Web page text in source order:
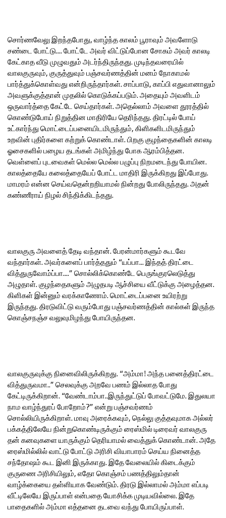
சொர்ணவேலு இறந்தபோது, வாழ்ந்த காலம் பூராவும் அவளோடு
சண்டை போட்டு.... போட்டே அவர் விட்டுப்போன சோகம் அவர் காலடி
கேட்காத வீடு முழுவதும் அடர்ந்திருந்தது. முடிந்தவரையில்
வாலகுருவும், குருத்துவும் பஞ்சவர்ணத்தின் மனம் நோகாமல்
பார்த்துக்கொள்வது என்றிருந்தார்கள். சாப்பாடு, காப்பி எதுவானாலும்
அவளுக்குத்தான் முதலில் கொடுக்கப்படும். அதையும் அவளிடம்
ஒருவார்த்தை கேட்டே செய்தார்கள். அதெல்லாம் அவளை தூரத்தில்
கொண்டுபோய் நிறுத்தின மாதிரியே தெரிந்தது. திரட்டில் போய்
உட்கார்ந்து மொட்டைப்பனையிடமிருந்தும், கிளிகளிடமிருந்தும்
உறவின் புதிர்களை கற்றுக் கொண்டாள். பிறகு குழந்தைகளின் காலடி
ஓசைகளில் பழைய தடங்கள் அமிழ்ந்து போக ஆரம்பித்தன.
வெள்ளைப் புடவைகள் மெல்ல மெல்ல பழுப்பு நிறமடைந்து போயின.
காலத்தையே கலைத்தையேப் போட்ட மாதிரி இருக்கிறது இப்போது.
மாமரம் என்ன செய்வதென்றறியாமல் நின்றது போலிருந்தது. அதன்
கண்ணீராய் நிழல் சிந்திக்கிடந்தது.
வாலகுரு அவளைத் தேடி வந்தான். பேரன்மார்களும் கூடவே
வந்தார்கள். அவர்களைப் பார்த்ததும் “யப்பா... இந்தத் திரட்டை
வித்துருவோம்ப்பா....” சொல்லிக்கொண்டே பெருங்குரலெடுத்து
அழுதாள். குழந்தைகளும் அழுதபடி ஆச்சியை வீட்டுக்கு அழைத்தன.
கிளிகள் இன்னும் வரக்காணோம். மொட்டைப்பனை உயிரற்று
இருந்தது. திரடுவிட்டு வரும்போது பஞ்சவர்ணத்தின் கால்கள் இருந்த
கொஞ்சநஞ்ச வலுவுமிழந்து போயிருந்தன.
வாலகுருவுக்கு நினைவிலிருக்கிறது. “அம்மா! அந்த பனைத்திரட்டை
வித்துருவமா..” செலவுக்கு அறவே பணம் இல்லாத போது
கேட்டிருக்கிறான். “வேண்டாம்பா..இருந்துட்டுப் போவட்டுமே. இதுலயா
நாம வாழ்ந்துரப் போறோம்?” என்று பஞ்சவர்ணம்
சொல்லியிருக்கிறாள். மாவு அரைக்கவும், நெல்லு குத்தவுமாக அல்லர்
பக்கத்திலேயே நின்றுகொண்டிருக்கும் ரைஸ்மில் டிரைவர் வாலகுரு
தன் கனவுகளை யாருக்கும் தெரியாமல் வைத்துக் கொண்டான். அதே
ரைஸ்மில்லில் வாட்டு போட்டு அரிசி வியாபாரம் செய்ய நினைத்த
சந்தோஷம் கூட இனி இருக்காது. இதே வேலையில் கிடைக்கும்
குருணை அரிசியிலும், எதோ கொஞ்சம் பணத்திலும்தான்
வாழ்க்கையை தள்ளியாக வேண்டும். திரடு இல்லாமல் அம்மா எப்படி
வீட்டிலேயே இருப்பாள் என்பதை யோசிக்க முடியவில்லை. இதே
பாதைகளில் அம்மா எத்தனை தடவை வந்து போயிருப்பாள்.